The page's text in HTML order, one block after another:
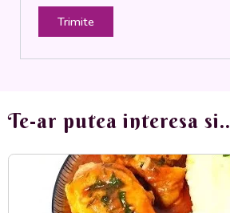
Te-ar putea interesa si..